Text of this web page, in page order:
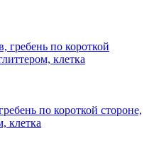
по короткой стороне,
клетка